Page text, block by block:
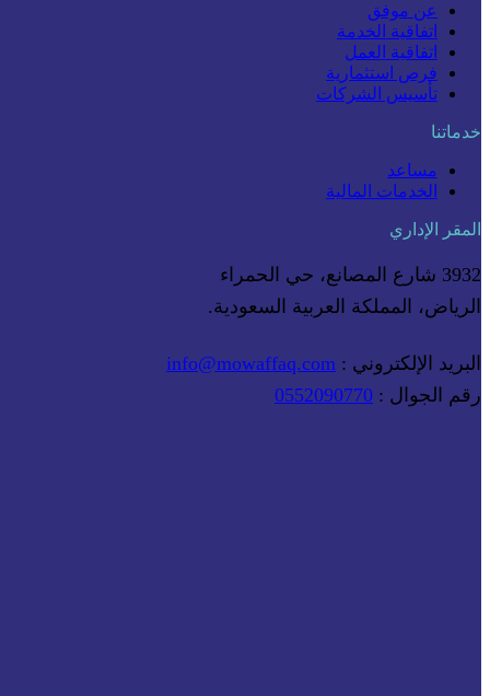
عن موفق
اتفاقية الخدمة
اتفاقية العمل
فرص استثمارية
تأسيس الشركات
خدماتنا
مساعد
الخدمات المالية
المقر الإداري
3932 شارع المصانع، حي الحمراء
الرياض، المملكة العربية السعودية.
البريد الإلكتروني : info@mowaffaq.com
رقم الجوال : 0552090770